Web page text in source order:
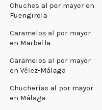
Chuches al por mayor en
Fuengirola
Caramelos al por mayor
en Marbella
Caramelos al por mayor
en Vélez-Málaga
Chucherías al por mayor
en Málaga